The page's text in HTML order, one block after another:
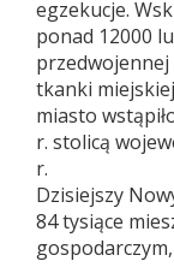
egzekucje.
ponad 12000
przedwojennej
tkanki
miasto
r. stolicą
r.
Dzisiejszy
84 tysiące